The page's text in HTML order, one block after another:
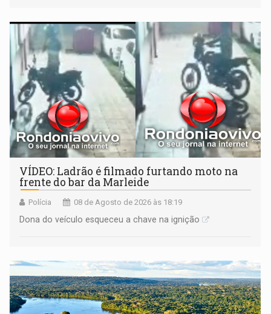
VÍDEO: Ladrão é filmado furtando moto na
frente do bar da Marleide
Polícia 08 de Agosto de 2026 às 18:19
Dona do veículo esqueceu a chave na ignição